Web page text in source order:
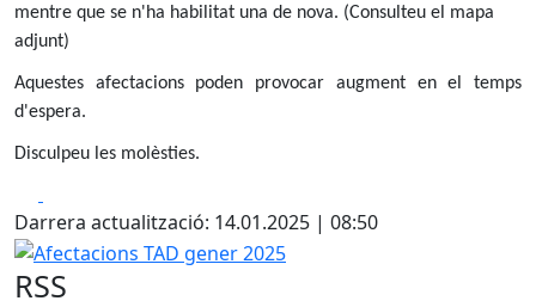
mentre que se n'ha habilitat una de nova. (Consulteu el mapa
adjunt)
Aquestes afectacions poden provocar augment en el temps
d'espera.
Disculpeu les molèsties.
Darrera actualització: 14.01.2025 | 08:50
Afectacions TAD gener 2025
RSS